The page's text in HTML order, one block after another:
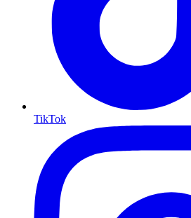
TikTok